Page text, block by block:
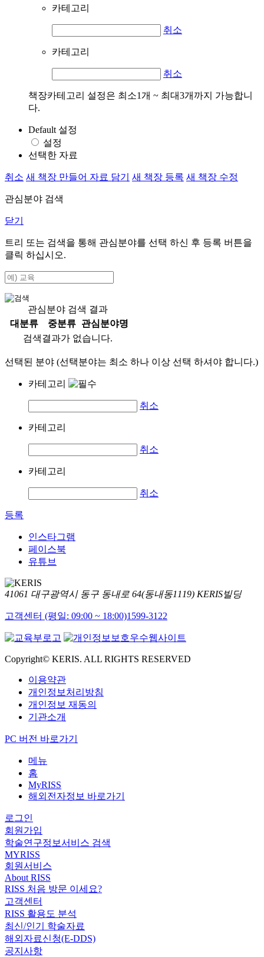
카테고리
취소
카테고리
취소
책장카테고리 설정은 최소1개 ~ 최대3개까지 가능합니
다.
Default 설정
설정
선택한 자료
취소 새 책장 만들어 자료 담기 새 책장 등록 새 책장 수정
관심분야 검색
닫기
트리 또는 검색을 통해 관심분야를 선택 하신 후 등록 버튼을
클릭 하십시오.
관심분야 검색 결과
대분류
중분류
관심분야명
검색결과가 없습니다.
선택된 분야 (선택분야는 최소 하나 이상 선택 하셔야 합니다.)
카테고리
취소
카테고리
취소
카테고리
취소
등록
인스타그램
페이스북
유튜브
41061 대구광역시 동구 동내로 64(동내동1119) KERIS빌딩
고객센터 (평일: 09:00 ~ 18:00)1599-3122
Copyright© KERIS. ALL RIGHTS RESERVED
이용약관
개인정보처리방침
개인정보 재동의
기관소개
PC 버전 바로가기
메뉴
홈
MyRISS
해외전자정보 바로가기
로그인
회원가입
학술연구정보서비스 검색
MYRISS
회원서비스
About RISS
RISS 처음 방문 이세요?
고객센터
RISS 활용도 분석
최신/인기 학술자료
해외자료신청(E-DDS)
공지사항